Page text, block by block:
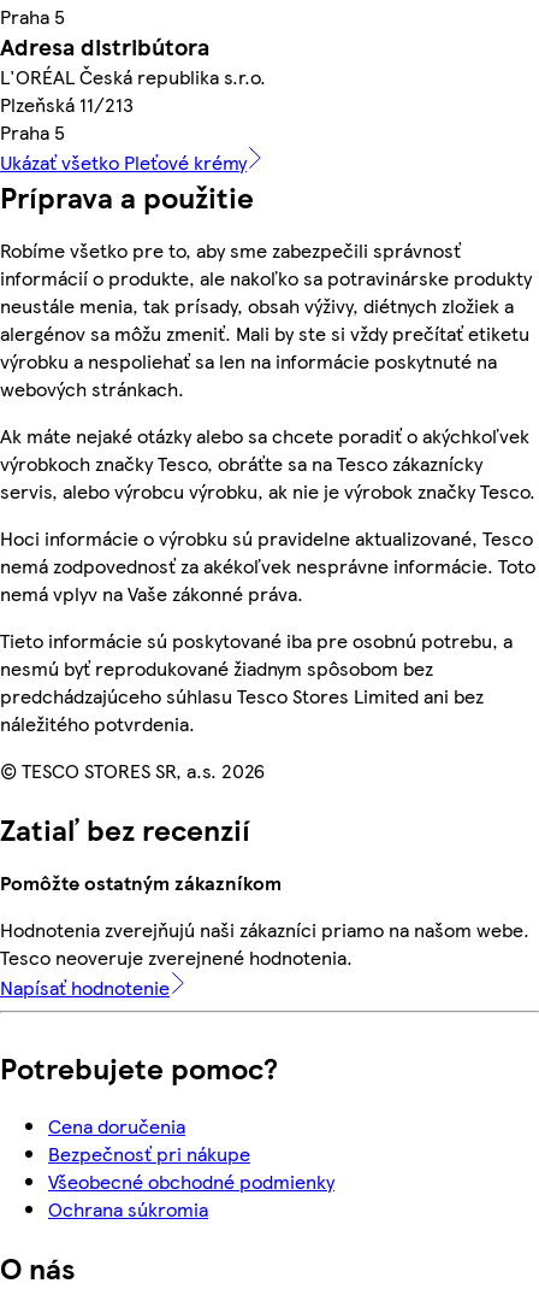
Praha 5
Adresa distribútora
L'ORÉAL Česká republika s.r.o.
Plzeňská 11/213
Praha 5
Ukázať všetko Pleťové krémy
Príprava a použitie
Robíme všetko pre to, aby sme zabezpečili správnosť
informácií o produkte, ale nakoľko sa potravinárske produkty
neustále menia, tak prísady, obsah výživy, diétnych zložiek a
alergénov sa môžu zmeniť. Mali by ste si vždy prečítať etiketu
výrobku a nespoliehať sa len na informácie poskytnuté na
webových stránkach.
Ak máte nejaké otázky alebo sa chcete poradiť o akýchkoľvek
výrobkoch značky Tesco, obráťte sa na Tesco zákaznícky
servis, alebo výrobcu výrobku, ak nie je výrobok značky Tesco.
Hoci informácie o výrobku sú pravidelne aktualizované, Tesco
nemá zodpovednosť za akékoľvek nesprávne informácie. Toto
nemá vplyv na Vaše zákonné práva.
Tieto informácie sú poskytované iba pre osobnú potrebu, a
nesmú byť reprodukované žiadnym spôsobom bez
predchádzajúceho súhlasu Tesco Stores Limited ani bez
náležitého potvrdenia.
© TESCO STORES SR, a.s. 2026
Zatiaľ bez recenzií
Pomôžte ostatným zákazníkom
Hodnotenia zverejňujú naši zákazníci priamo na našom webe.
Tesco neoveruje zverejnené hodnotenia.
Napísať hodnotenie
Potrebujete pomoc?
Cena doručenia
Bezpečnosť pri nákupe
Všeobecné obchodné podmienky
Ochrana súkromia
O nás